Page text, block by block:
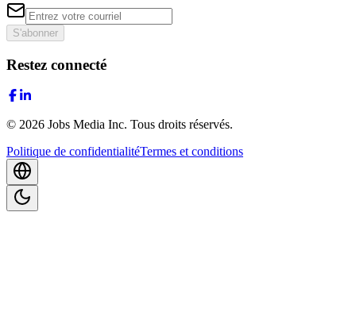
S'abonner
Restez connecté
© 2026 Jobs Media Inc. Tous droits réservés.
Politique de confidentialitéTermes et conditions